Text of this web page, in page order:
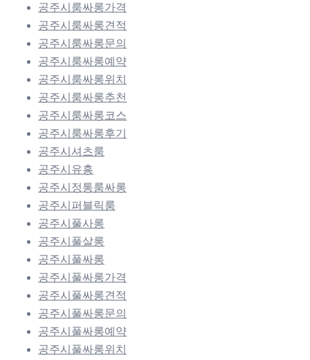
공주시룸싸롱가격
공주시룸싸롱견적
공주시룸싸롱문의
공주시룸싸롱예약
공주시룸싸롱위치
공주시룸싸롱추천
공주시룸싸롱코스
공주시룸싸롱후기
공주시셔츠룸
공주시유흥
공주시정통룸싸롱
공주시퍼블릭룸
공주시풀사롱
공주시풀살롱
공주시풀싸롱
공주시풀싸롱가격
공주시풀싸롱견적
공주시풀싸롱문의
공주시풀싸롱예약
공주시풀싸롱위치